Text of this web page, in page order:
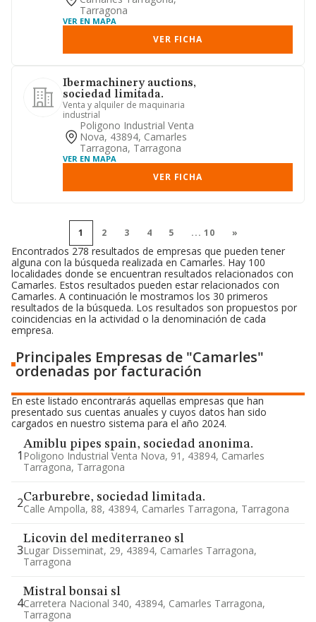
Tarragona
VER EN MAPA
VER FICHA
Ibermachinery auctions,
sociedad limitada.
Venta y alquiler de maquinaria
industrial
Poligono Industrial Venta
Nova, 43894, Camarles
Tarragona, Tarragona
VER EN MAPA
VER FICHA
1 2 3 4 5 ...10 »
Encontrados 278 resultados de empresas que pueden tener
alguna con la búsqueda realizada en Camarles. Hay 100
localidades donde se encuentran resultados relacionados con
Camarles. Estos resultados pueden estar relacionados con
Camarles. A continuación le mostramos los 30 primeros
resultados de la búsqueda. Los resultados son propuestos por
coincidencias en la actividad o la denominación de cada
empresa.
Principales Empresas de "Camarles"
ordenadas por facturación
En este listado encontrarás aquellas empresas que han
presentado sus cuentas anuales y cuyos datos han sido
cargados en nuestro sistema para el año 2024.
1
Amiblu pipes spain, sociedad anonima.
Poligono Industrial Venta Nova, 91, 43894, Camarles
Tarragona, Tarragona
2Carburebre, sociedad limitada.
Calle Ampolla, 88, 43894, Camarles Tarragona, Tarragona
3
Licovin del mediterraneo sl
Lugar Disseminat, 29, 43894, Camarles Tarragona,
Tarragona
4
Mistral bonsai sl
Carretera Nacional 340, 43894, Camarles Tarragona,
Tarragona